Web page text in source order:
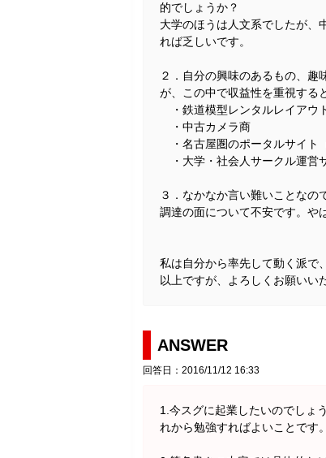
的でしょうか？
大学のほうは人文系でしたが、
れば乏しいです。
２．自分の興味のあるもの、趣
が、この中で収益性を重視する
・鉄道模型レンタルレイアウ
・中古カメラ商
・名古屋圏のポータルサイト
・大学・社会人サークル運営
３．なかなか言い難いことなの
調達の面について不安です。や
私は自分から率先して動く派で
以上ですが、よろしくお願いい
ANSWER
回答日：2016/11/12 16:33
1.今スグに起業したいのでしょ
れから勉強すればよいことです。